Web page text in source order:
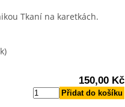
Tkaní na karetkách.
150,00 Kč
Přidat do košíku